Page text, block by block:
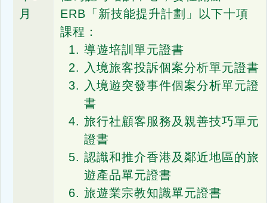
月
ERB「新技能提升計劃」以下十項
課程：
導遊培訓單元證書
入境旅客投訴個案分析單元證書
入境遊突發事件個案分析單元證
書
旅行社顧客服務及親善技巧單元
證書
認識和推介香港及鄰近地區的旅
遊產品單元證書
旅遊業宗教知識單元證書